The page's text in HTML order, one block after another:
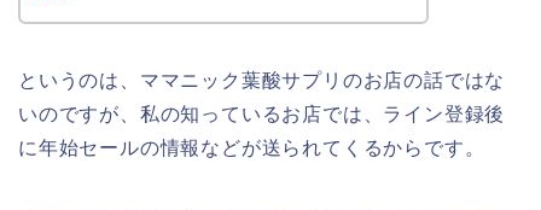
というのは、ママニック葉酸サプリのお店の話ではな
いのですが、私の知っているお店では、ライン登録後
に年始セールの情報などが送られてくるからです。